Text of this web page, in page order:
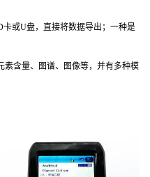
卡或U盘，直接将数据导出；一种是
素含量、图谱、图像等，并有多种模